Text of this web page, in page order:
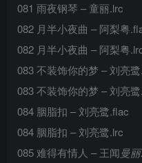
081 雨夜钢琴 – 童丽.lrc
082 月半小夜曲 – 阿梨粤
082 月半小夜曲 – 阿梨粤
083 不装饰你的梦 – 刘亮
083 不装饰你的梦 – 刘亮
084 胭脂扣 – 刘亮鹭.flac
084 胭脂扣 – 刘亮鹭.lrc
085 难得有情人 – 王闻曼